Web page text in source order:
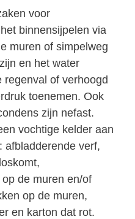
voor
binnensijpelen via
muren of simpelweg
en het water
regenval of verhoogd
toenemen. Ook
zijn nefast.
vochtige kelder aan
afbladderende verf,
de muren en/of
op de muren,
en karton dat rot.